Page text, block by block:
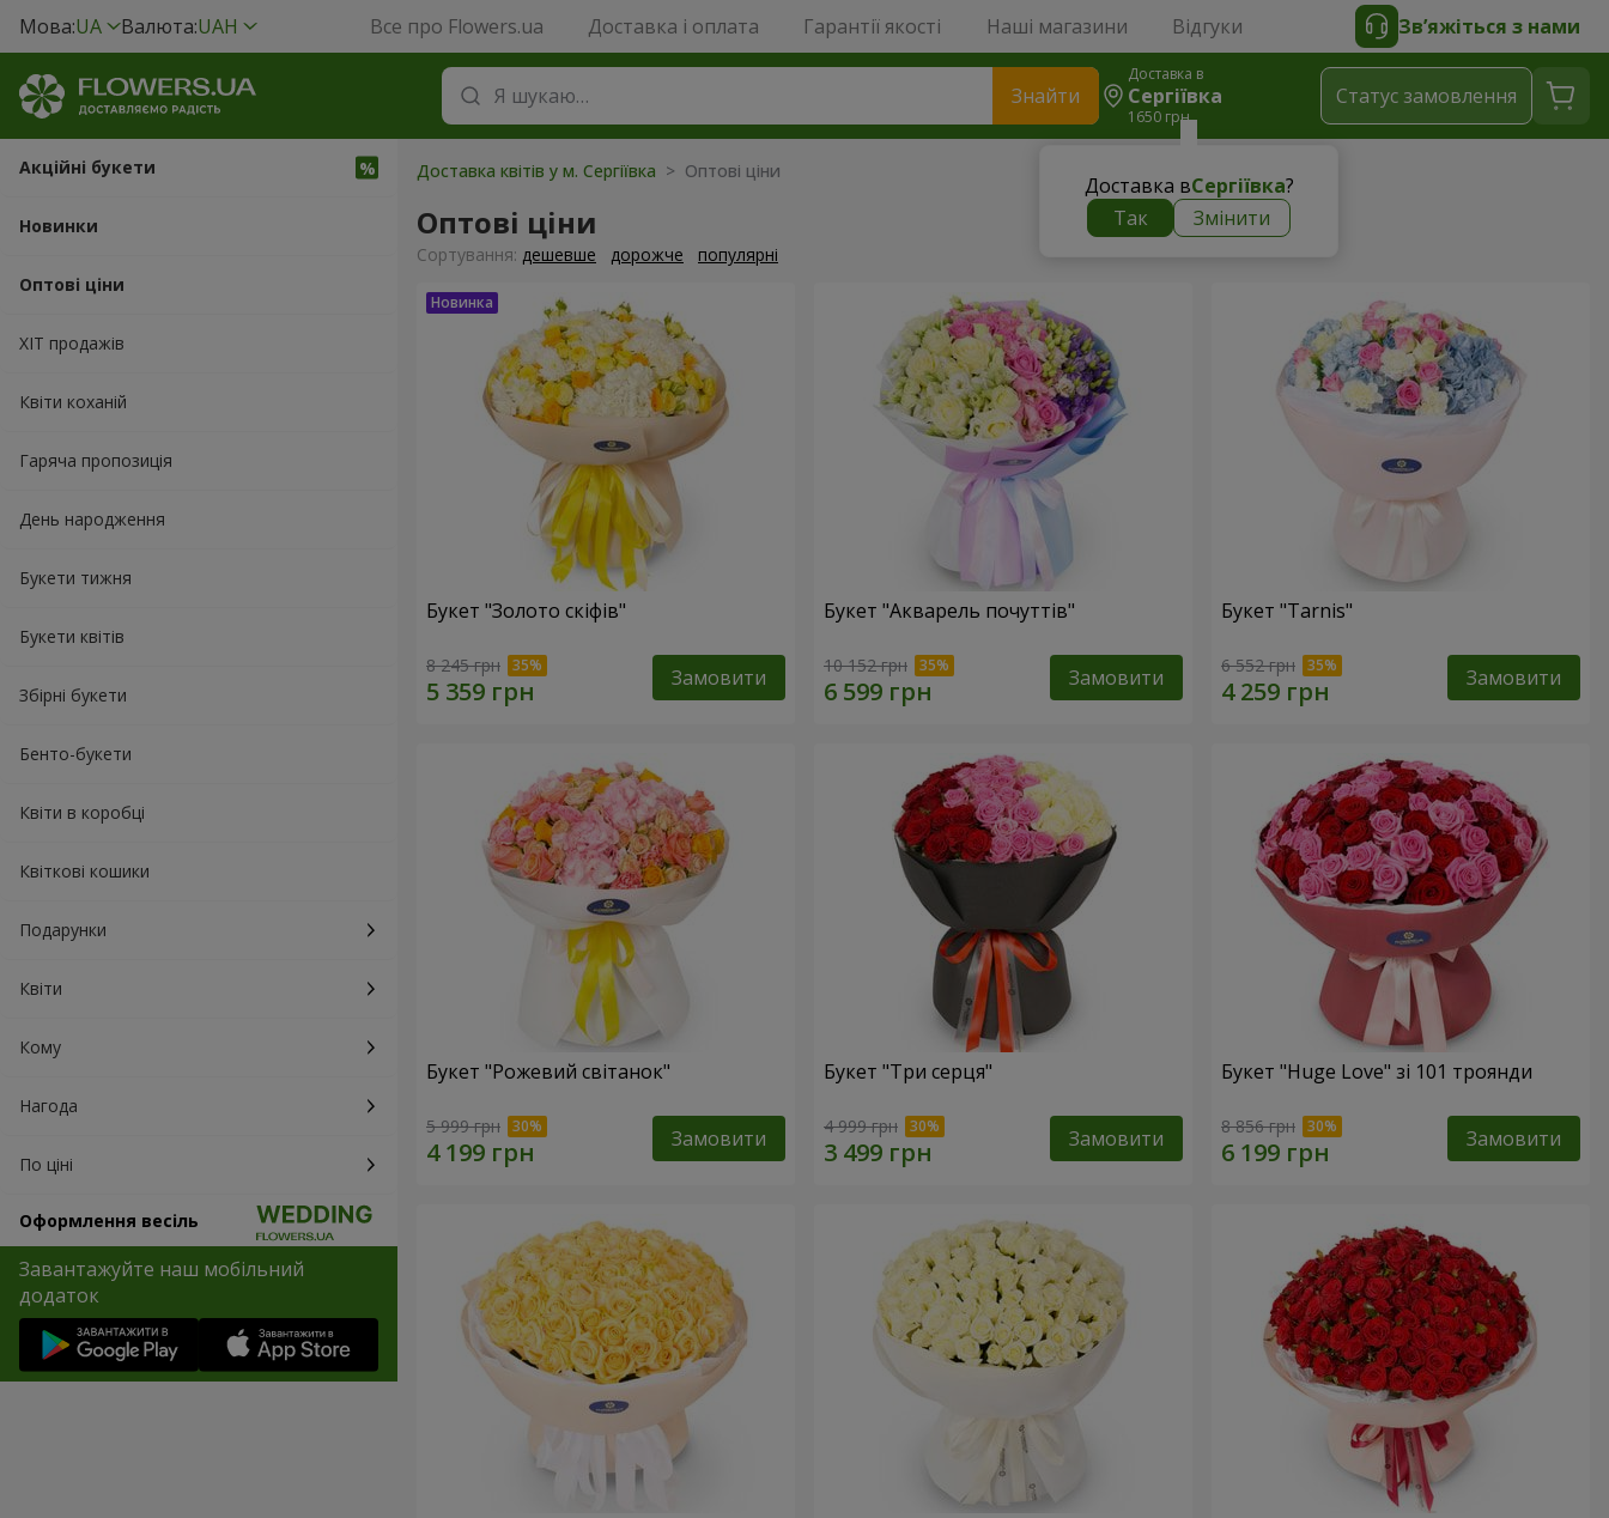
Мова:UA Валюта:UAH Все про Flowers.ua Доставка і оплата Гарантії якості Наші магазини Відгуки Зв’яжіться з нами
Знайти
Доставка в
Сергіївка
1650 грн
Доставка вСергіївка?
Так
Змінити
Статус замовлення
Акційні букети
Новинки
Оптові ціни
ХІТ продажів
Квіти коханій
Гаряча пропозиція
День народження
Букети тижня
Букети квітів
Збірні букети
Бенто-букети
Квіти в коробці
Квіткові кошики
Подарунки
Квіти
Кому
Нагода
По ціні
Оформлення весіль
Завантажуйте наш мобільний
додаток
Доставка квітів у м. Сергіївка > Оптові ціни
Оптові ціни
Сортування: дешевше дорожче популярні
Букет "Золото скіфів"
8 245 грн Замовити
Букет "Акварель почуттів"
10 152 грн Замовити
Букет "Tarnis"
6 552 грн Замовити
Букет "Рожевий світанок"
5 999 грн Замовити
Букет "Три серця"
4 999 грн Замовити
Букет "Huge Love" зі 101 троянди
8 856 грн Замовити